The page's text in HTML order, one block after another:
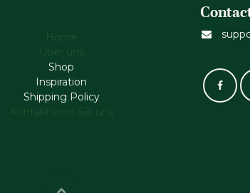
Home
Über uns
Shop
Inspiration
Shipping Policy
Kontaktieren Sie uns